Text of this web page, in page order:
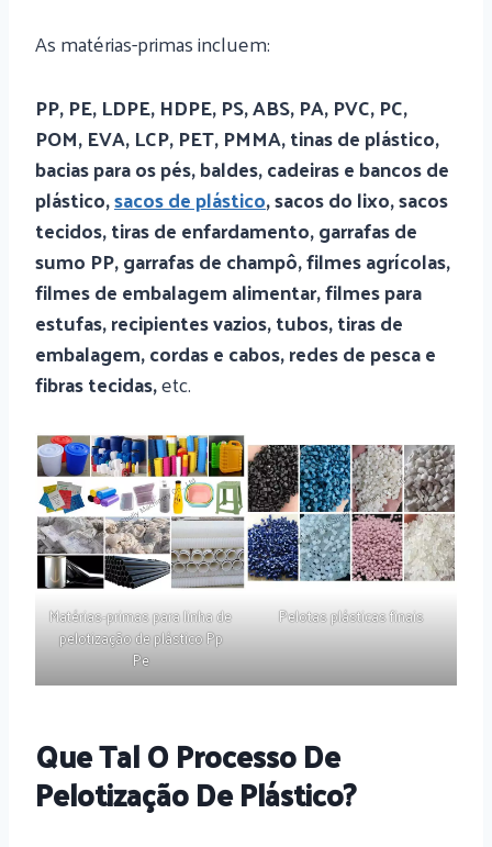
As matérias-primas incluem:
PP, PE, LDPE, HDPE, PS, ABS, PA, PVC, PC,
POM, EVA, LCP, PET, PMMA, tinas de plástico,
bacias para os pés, baldes, cadeiras e bancos de
plástico,sacos de plástico, sacos do lixo, sacos
tecidos, tiras de enfardamento, garrafas de
sumo PP, garrafas de champô, filmes agrícolas,
filmes de embalagem alimentar, filmes para
estufas, recipientes vazios, tubos, tiras de
embalagem, cordas e cabos, redes de pesca e
fibras tecidas,etc.
Matérias-primas para linha de
pelotização de plástico Pp
Pe
Pelotas plásticas finais
Que Tal O Processo De
Pelotização De Plástico?